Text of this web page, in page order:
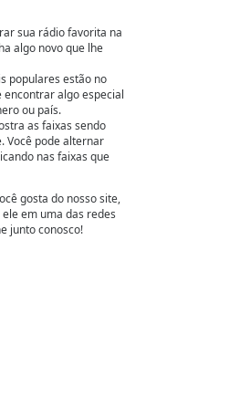
sua rádio favorita na
algo novo que lhe
populares estão no
encontrar algo especial
ou país.
as faixas sendo
Você pode alternar
nas faixas que
gosta do nosso site,
em uma das redes
junto conosco!